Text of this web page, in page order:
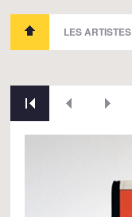
LES ARTISTES